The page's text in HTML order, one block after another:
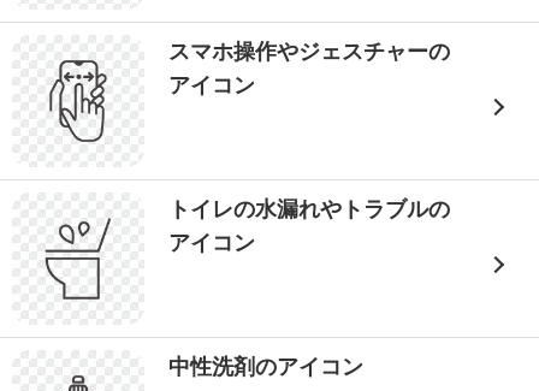
スマホ操作やジェスチャーの
アイコン
トイレの水漏れやトラブルの
アイコン
中性洗剤のアイコン